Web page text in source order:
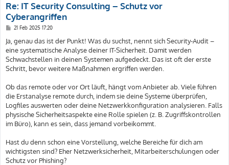
Re: IT Security Consulting – Schutz vor
Cyberangriffen
B
t
r
a
g
21 Feb 2025 17:20
Ja, genau das ist der Punkt! Was du suchst, nennt sich Security-Audit –
eine systematische Analyse deiner IT-Sicherheit. Damit werden
Schwachstellen in deinen Systemen aufgedeckt. Das ist oft der erste
Schritt, bevor weitere Maßnahmen ergriffen werden.
Ob das remote oder vor Ort läuft, hängt vom Anbieter ab. Viele führen
die Erstanalyse remote durch, indem sie deine Systeme überprüfen,
Logfiles auswerten oder deine Netzwerkkonfiguration analysieren. Falls
physische Sicherheitsaspekte eine Rolle spielen (z. B. Zugriffskontrollen
im Büro), kann es sein, dass jemand vorbeikommt.
Hast du denn schon eine Vorstellung, welche Bereiche für dich am
wichtigsten sind? Eher Netzwerksicherheit, Mitarbeiterschulungen oder
Schutz vor Phishing?